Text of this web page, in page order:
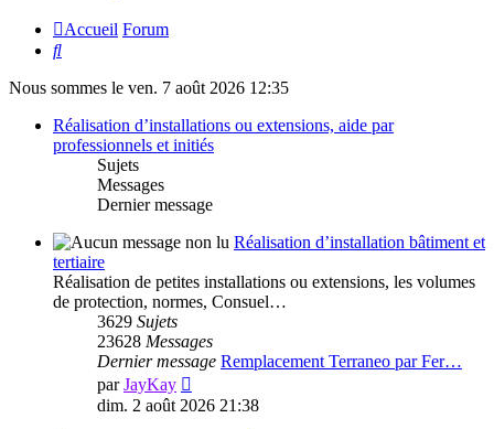
Accueil Forum
Rechercher
Nous sommes le ven. 7 août 2026 12:35
Réalisation d’installations ou extensions, aide par
professionnels et initiés
Sujets
Messages
Dernier message
Réalisation d’installation bâtiment et
tertiaire
Réalisation de petites installations ou extensions, les volumes
de protection, normes, Consuel…
3629 Sujets
23628 Messages
Dernier message Remplacement Terraneo par Fer…
parJayKay
le
dim. 2 août 2026 21:38